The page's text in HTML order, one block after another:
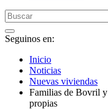
Seguinos en:
Inicio
Noticias
Nuevas viviendas
Familias de Bovril y
propias